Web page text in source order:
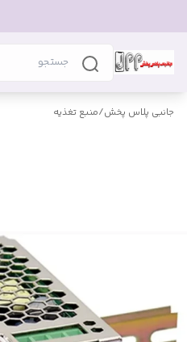
جانبی پلاس پخش/منبع تغذیه